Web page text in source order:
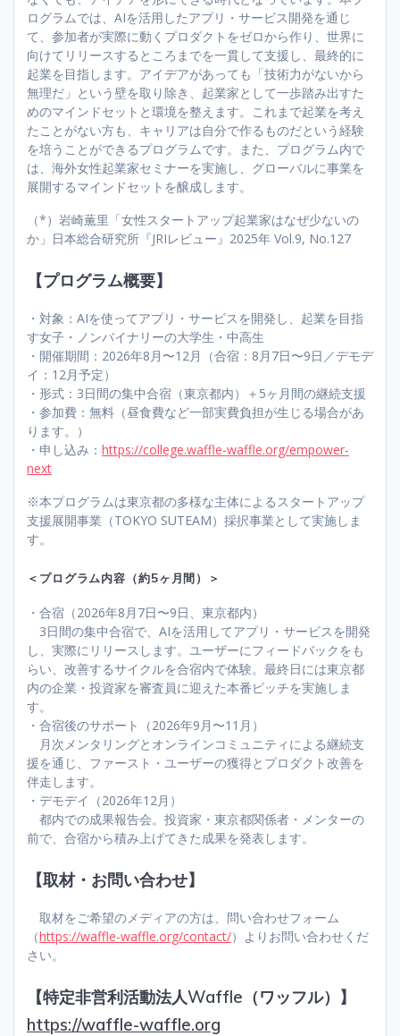
ログラムでは、AIを活用したアプリ・サービス開発を通じ
て、参加者が実際に動くプロダクトをゼロから作り、世界に
向けてリリースするところまでを一貫して支援し、最終的に
起業を目指します。アイデアがあっても「技術力がないから
無理だ」という壁を取り除き、起業家として一歩踏み出すた
めのマインドセットと環境を整えます。これまで起業を考え
たことがない方も、キャリアは自分で作るものだという経験
を培うことができるプログラムです。また、プログラム内で
は、海外女性起業家セミナーを実施し、グローバルに事業を
展開するマインドセットを醸成します。
（*）岩崎薫里「女性スタートアップ起業家はなぜ少ないの
か」日本総合研究所『JRIレビュー』2025年 Vol.9, No.127
【プログラム概要】
・対象：AIを使ってアプリ・サービスを開発し、起業を目指
す女子・ノンバイナリーの大学生・中高生
・開催期間：2026年8月〜12月（合宿：8月7日〜9日／デモデ
イ：12月予定）
・形式：3日間の集中合宿（東京都内）＋5ヶ月間の継続支援
・参加費：無料（昼食費など一部実費負担が生じる場合があ
ります。）
・申し込み： https://college.waffle-waffle.org/empower-
next
※本プログラムは東京都の多様な主体によるスタートアップ
支援展開事業（TOKYO SUTEAM）採択事業として実施しま
す。
＜プログラム内容（約5ヶ月間）＞
・合宿（2026年8月7日〜9日、東京都内）
3日間の集中合宿で、AIを活用してアプリ・サービスを開発
し、実際にリリースします。ユーザーにフィードバックをも
らい、改善するサイクルを合宿内で体験。最終日には東京都
内の企業・投資家を審査員に迎えた本番ピッチを実施しま
す。
・合宿後のサポート（2026年9月〜11月）
月次メンタリングとオンラインコミュニティによる継続支
援を通じ、ファースト・ユーザーの獲得とプロダクト改善を
伴走します。
・デモデイ（2026年12月）
都内での成果報告会。投資家・東京都関係者・メンターの
前で、合宿から積み上げてきた成果を発表します。
【取材・お問い合わせ】
取材をご希望のメディアの方は、問い合わせフォーム
（https://waffle-waffle.org/contact/）よりお問い合わせくだ
さい。
【特定非営利活動法人Waffle（ワッフル）】
https://waffle-waffle.org